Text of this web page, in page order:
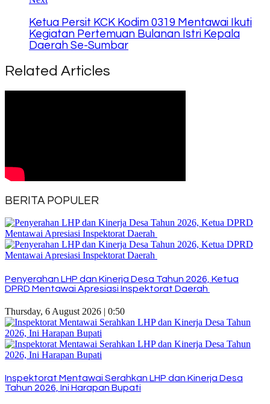
Ketua Persit KCK Kodim 0319 Mentawai Ikuti
Kegiatan Pertemuan Bulanan Istri Kepala
Daerah Se-Sumbar
Related Articles
BERITA POPULER
Penyerahan LHP dan Kinerja Desa Tahun 2026, Ketua
DPRD Mentawai Apresiasi Inspektorat Daerah
Thursday, 6 August 2026 | 0:50
Inspektorat Mentawai Serahkan LHP dan Kinerja Desa
Tahun 2026, Ini Harapan Bupati